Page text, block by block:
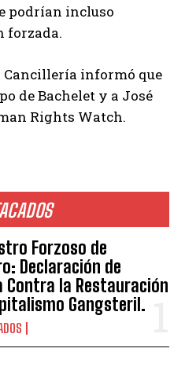
Forzoso de
Declaración de
Contra la Restauración
Gangsteril.
podrían incluso
forzada.
Cancillería informó que
de Bachelet y a José
Rights Watch.